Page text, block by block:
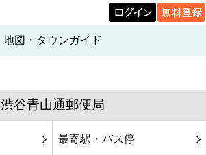
地図・タウンガイド
渋谷青山通郵便局
最寄駅・バス停